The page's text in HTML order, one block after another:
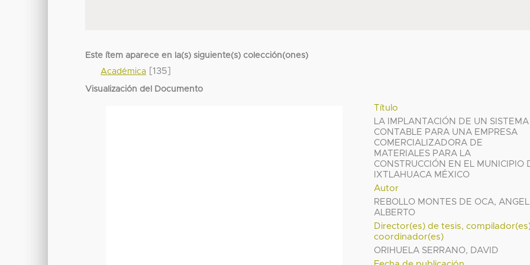
Este ítem aparece en la(s) siguiente(s) colección(ones)
Académica [135]
Visualización del Documento
Título
LA IMPLANTACIÓN DE UN SISTEMA
CONTABLE PARA UNA EMPRESA
COMERCIALIZADORA DE
MATERIALES PARA LA
CONSTRUCCIÓN EN EL MUNICIPIO
IXTLAHUACA MÉXICO
Autor
REBOLLO MONTES DE OCA, ANGEL
ALBERTO
Director(es) de tesis,
coordinador(es)
ORIHUELA SERRANO, DAVID